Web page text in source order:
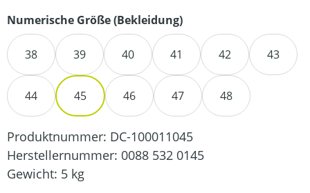
Numerische Größe (Bekleidung)auswählen
38 39 40 41 42 43
44 45 46 47 48
Produktnummer: DC-100011045
Herstellernummer: 0088 532 0145
Gewicht: 5 kg